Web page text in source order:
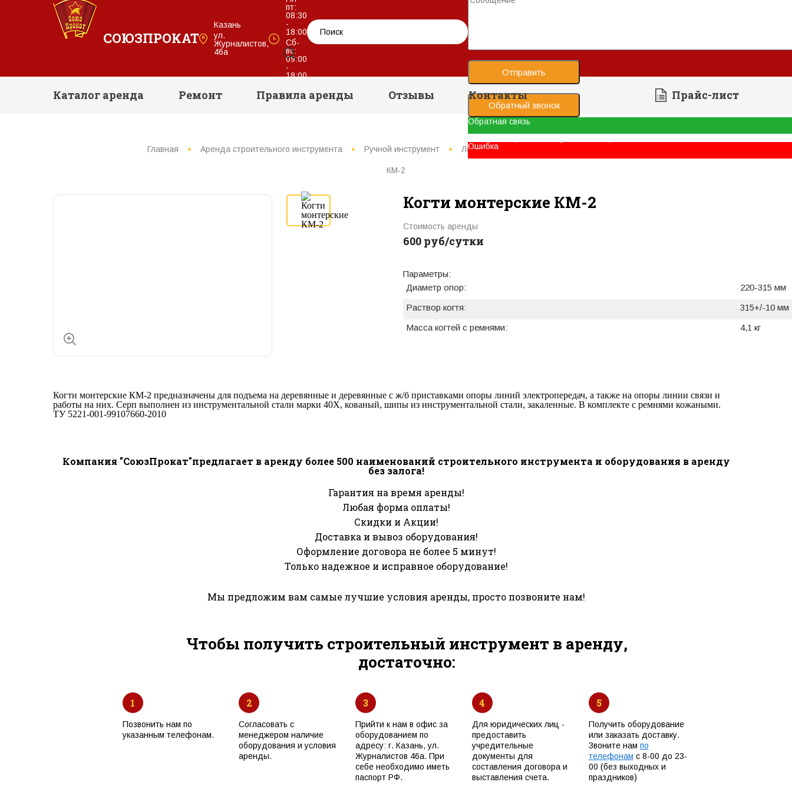
СОЮЗПРОКАТ
Казань
ул.
Журналистов,
46а
пт:
08:30
-
18:00
Сб-
вс:
09:00
-
18:00
Отправить
Обратный звонок
Обратная связь
Ошибка
Каталог аренда Ремонт Правила аренды Отзывы Контакты Прайс-лист
Главная Аренда строительного инструмента Ручной инструмент Лазы, когти монтерские
КМ-2
Когти монтерские КМ-2
Стоимость аренды
600 руб/сутки
Параметры:
Диаметр опор:
220-315 мм
Раствор когтя:
315+/-10 мм
Масса когтей с ремнями:
4,1 кг
Когти монтерские КМ-2 предназначены для подъема на деревянные и деревянные с ж/б приставками опоры линий электропередач, а также на опоры линии связи и
работы на них. Серп выполнен из инструментальной стали марки 40Х, кованый, шипы из инструментальной стали, закаленные. В комплекте с ремнями кожаными.
ТУ 5221-001-99107660-2010
Компания "СоюзПрокат"предлагает в аренду более 500 наименований строительного инструмента и оборудования в аренду
без залога!
Гарантия на время аренды!
Любая форма оплаты!
Скидки и Акции!
Доставка и вывоз оборудования!
Оформление договора не более 5 минут!
Только надежное и исправное оборудование!
Мы предложим вам самые лучшие условия аренды, просто позвоните нам!
Чтобы получить строительный инструмент в аренду,
достаточно:
1
Позвонить нам по
указанным телефонам.
2
Согласовать с
менеджером наличие
оборудования и условия
аренды.
3
Прийти к нам в офис за
оборудованием по
адресу: г. Казань, ул.
Журналистов 46а. При
себе необходимо иметь
паспорт РФ.
4
Для юридических лиц -
предоставить
учредительные
документы для
составления договора и
выставления счета.
5
Получить оборудование
или заказать доставку.
Звоните нам по
телефонам с 8-00 до 23-
00 (без выходных и
праздников)